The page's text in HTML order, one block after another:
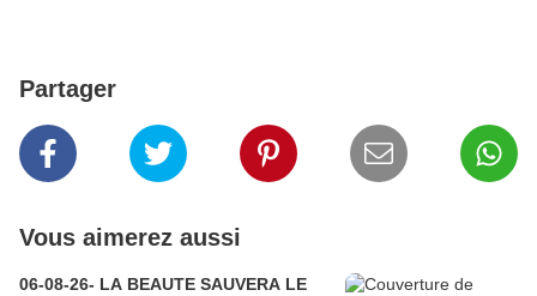
Partager
Vous aimerez aussi
06-08-26- LA BEAUTE SAUVERA LE